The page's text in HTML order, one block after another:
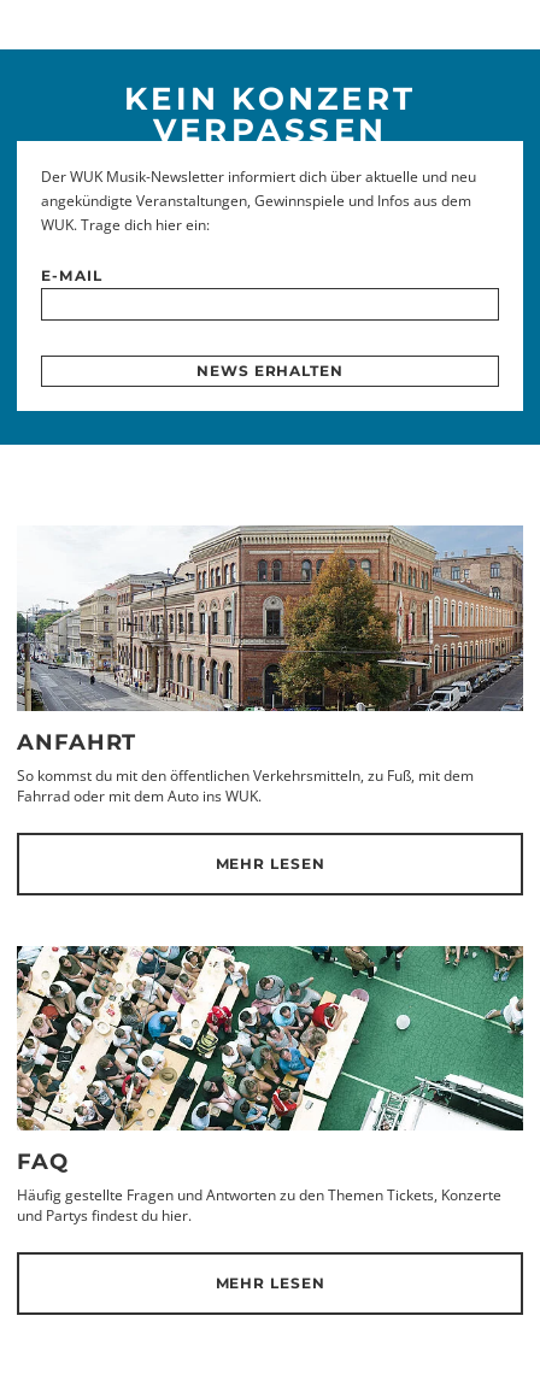
KEIN KONZERT
VERPASSEN
Der WUK Musik-Newsletter informiert dich über aktuelle und neu
angekündigte Veranstaltungen, Gewinnspiele und Infos aus dem
WUK. Trage dich hier ein:
E-MAIL
NEWS ERHALTEN
ANFAHRT
So kommst du mit den öffentlichen Verkehrsmitteln, zu Fuß, mit dem
Fahrrad oder mit dem Auto ins WUK.
MEHR LESEN
FAQ
Häufig gestellte Fragen und Antworten zu den Themen Tickets, Konzerte
und Partys findest du hier.
MEHR LESEN